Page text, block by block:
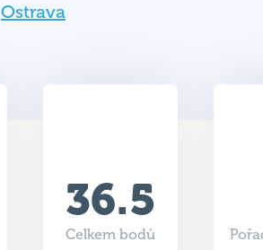
Ostrava
36.5
Celkem bodů